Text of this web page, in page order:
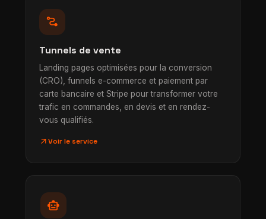
conversion_path
Tunnels de vente
Landing pages optimisées pour la conversion
(CRO), funnels e-commerce et paiement par
carte bancaire et Stripe pour transformer votre
trafic en commandes, en devis et en rendez-
vous qualifiés.
arrow_outwardVoir le service
smart_toy